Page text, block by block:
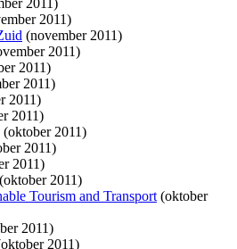
2011)
2011)
(november 2011)
2011)
2011)
2011)
2011)
2011)
(oktober 2011)
2011)
2011)
(oktober 2011)
Tourism and Transport(oktober
2011)
2011)